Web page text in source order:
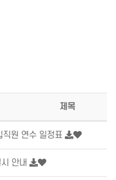
제목
원 연수 일정표
안내